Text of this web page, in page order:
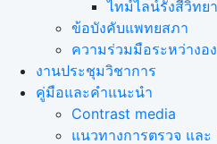
ไทม์ไลน์รังสีวิทย
ข้อบังคับแพทยสภา
ความร่วมมือระหว่างอ
งานประชุมวิชาการ
คู่มือและคำแนะนำ
Contrast media
แนวทางการตรวจ แล